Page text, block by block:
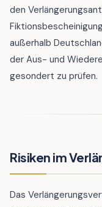
den
außerhalb
der Aus- und
gesondert zu prüfen.
Risiken im
Das